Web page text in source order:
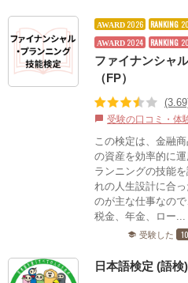
AWARD 2026 RANKING
AWARD 2024 RANKING
ファイナンシャ
（FP）
chat_bubble 受験の口コミ・体
この検定は、金融
の資産を効率的に
ランニングの技能
れの人生設計に合
のが主な仕事なので
税金、年金、ロー...
school 受験した
日本語検定 (語検)